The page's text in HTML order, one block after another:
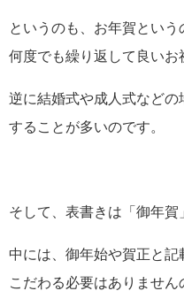
というのも、お年賀という
何度でも繰り返して良いお
逆に結婚式や成人式などの
することが多いのです。
そして、表書きは「御年賀
中には、御年始や賀正と
こだわる必要はありませ